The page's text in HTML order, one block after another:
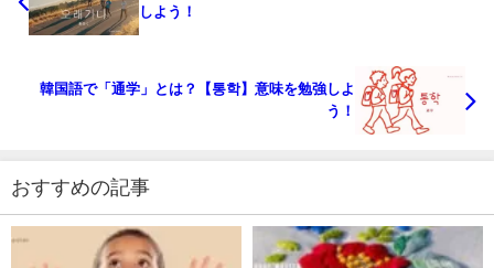
しよう！
韓国語で「通学」とは？【통학】意味を勉強しよ
う！
おすすめの記事